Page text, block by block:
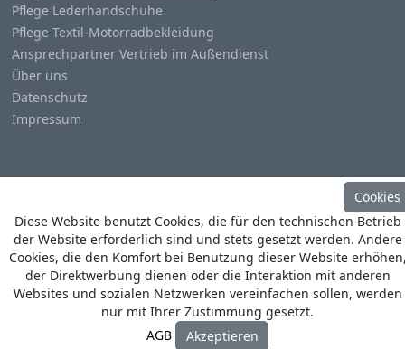
Pflege Lederhandschuhe
Pflege Textil-Motorradbekleidung
Ansprechpartner Vertrieb im Außendienst
Über uns
Datenschutz
Impressum
© CopyrightHeino Büse MX Import GmbH. All Rights
Reserved
Cookies
Diese Website benutzt Cookies, die für den technischen Betrieb
der Website erforderlich sind und stets gesetzt werden. Andere
Cookies, die den Komfort bei Benutzung dieser Website
der Direktwerbung dienen oder die Interaktion mit anderen
Websites und sozialen Netzwerken vereinfachen sollen, werden
nur mit Ihrer Zustimmung gesetzt.
AGB
Akzeptieren